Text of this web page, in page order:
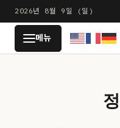
문
로
2026년 8월 9일 (일)
LUXDIGEST
메뉴